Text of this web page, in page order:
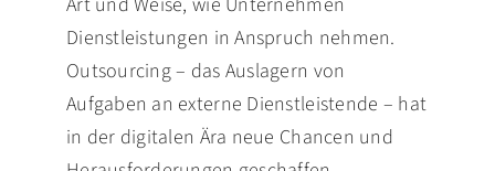
Dienstleistungen in Anspruch nehmen.
Outsourcing – das Auslagern von
Aufgaben an externe Dienstleistende – hat
in der digitalen Ära neue Chancen und